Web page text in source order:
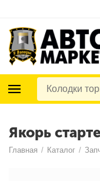
Якорь
Главная / Каталог /